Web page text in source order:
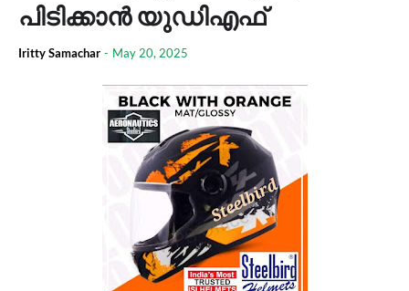
പിടിക്കാൻ യുഡിഎഫ്
Iritty Samachar - May 20, 2025